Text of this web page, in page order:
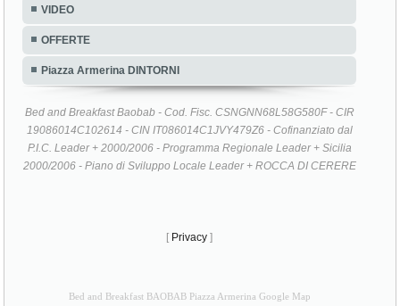
VIDEO
OFFERTE
Piazza Armerina DINTORNI
Bed and Breakfast Baobab - Cod. Fisc. CSNGNN68L58G580F - CIR
19086014C102614 - CIN IT086014C1JVY479Z6 - Cofinanziato dal
P.I.C. Leader + 2000/2006 - Programma Regionale Leader + Sicilia
2000/2006 - Piano di Sviluppo Locale Leader + ROCCA DI CERERE
[ Privacy ]
Bed and Breakfast BAOBAB Piazza Armerina Google Map